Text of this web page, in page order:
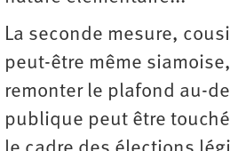
La seconde mesure,
peut-être même
remonter le plafond au-
publique peut être